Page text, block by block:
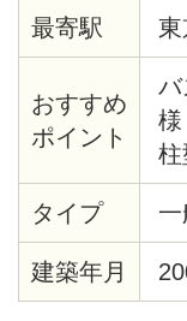
最寄駅
おすすめ
ポイント
バ
様
柱
間
タイプ
建築年月